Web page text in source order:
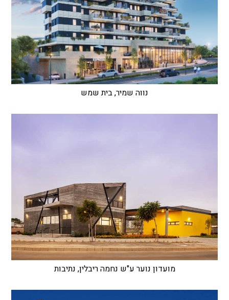
נווה שמיר, בית שמש
מועדון נוער ע"ש נחמה ריבלין, נתיבות